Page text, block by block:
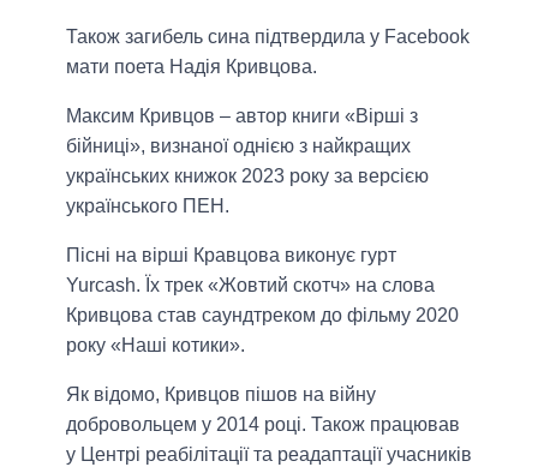
Також загибель сина підтвердила у Facebook
мати поета Надія Кривцова.
Максим Кривцов – автор книги «Вірші з
бійниці», визнаної однією з найкращих
українських книжок 2023 року за версією
українського ПЕН.
Пісні на вірші Кравцова виконує гурт
Yurcash. Їх трек «Жовтий скотч» на слова
Кривцова став саундтреком до фільму 2020
року «Наші котики».
Як відомо, Кривцов пішов на війну
добровольцем у 2014 році. Також працював
у Центрі реабілітації та реадаптації учасників